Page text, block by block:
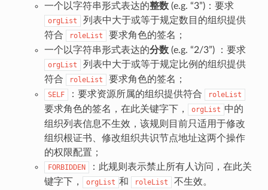
一个以字符串形式表达的整数(e.g. “3”)：要求
orgList
列表中大于或等于规定数目的组织提供
符合
roleList
要求角色的签名；
一个以字符串形式表达的分数(e.g. “2/3”) ：要求
orgList
列表中大于或等于规定比例的组织提供
符合
roleList 要求角色的签名；
SELF ：要求资源所属的组织提供符合 roleList
要求角色的签名，在此关键字下， orgList 中的
组织列表信息不生效，该规则目前只适用于修改
组织根证书、修改组织共识节点地址这两个操作
的权限配置；
FORBIDDEN
：此规则表示禁止所有人访问，在此关
键字下，
orgList 和 roleList
不生效。